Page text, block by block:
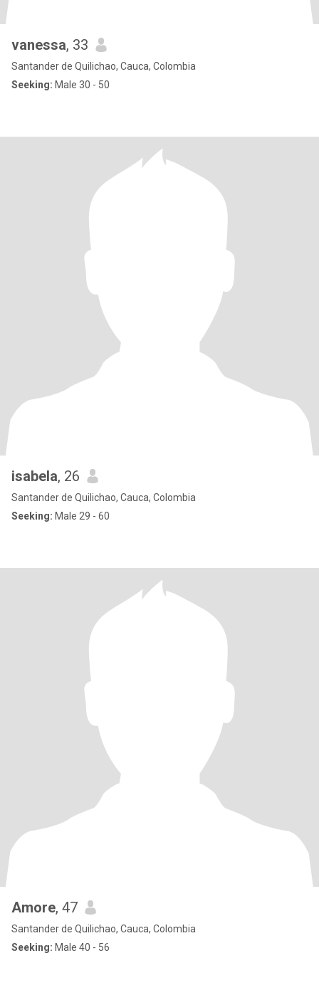
vanessa, 33
Santander de Quilichao, Cauca, Colombia
Seeking: Male 30 - 50
isabela, 26
Santander de Quilichao, Cauca, Colombia
Seeking: Male 29 - 60
Amore, 47
Santander de Quilichao, Cauca, Colombia
Seeking: Male 40 - 56